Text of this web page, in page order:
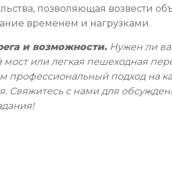
позволяющая возвести
временем и нагрузками.
и возможности. Нужен ли
или легкая пешеходная
профессиональный подход на
Свяжитесь с нами для